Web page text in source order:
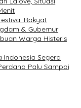
Rakyat
& Gubernur
Warga Histeris
Indonesia Segera
Palu Sampai